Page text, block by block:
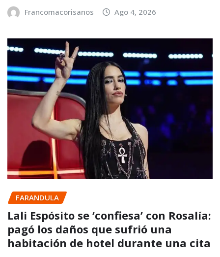
Francomacorisanos Ago 4, 2026
FARANDULA
Lali Espósito se ‘confiesa’ con Rosalía:
pagó los daños que sufrió una
habitación de hotel durante una cita